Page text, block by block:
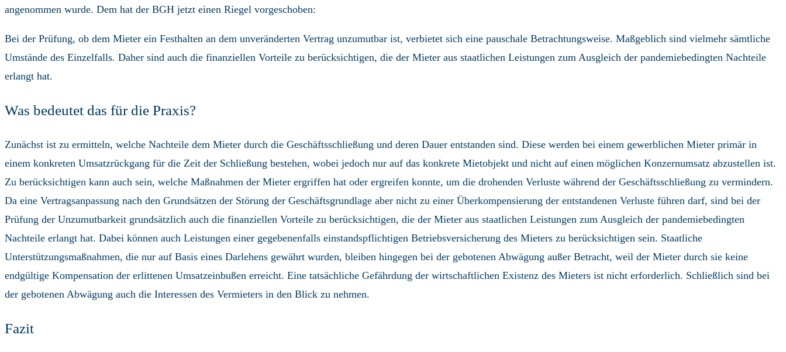
angenommen wurde. Dem hat der BGH jetzt einen Riegel vorgeschoben:
Bei der Prüfung, ob dem Mieter ein Festhalten an dem unveränderten Vertrag unzumutbar ist, verbietet sich eine pauschale Betrachtungsweise. Maßgeblich sind vielmehr sämtliche
Umstände des Einzelfalls. Daher sind auch die finanziellen Vorteile zu berücksichtigen, die der Mieter aus staatlichen Leistungen zum Ausgleich der pandemiebedingten Nachteile
erlangt hat.
Was bedeutet das für die Praxis?
Zunächst ist zu ermitteln, welche Nachteile dem Mieter durch die Geschäftsschließung und deren Dauer entstanden sind. Diese werden bei einem gewerblichen Mieter primär in
einem konkreten Umsatzrückgang für die Zeit der Schließung bestehen, wobei jedoch nur auf das konkrete Mietobjekt und nicht auf einen möglichen Konzernumsatz abzustellen ist.
Zu berücksichtigen kann auch sein, welche Maßnahmen der Mieter ergriffen hat oder ergreifen konnte, um die drohenden Verluste während der Geschäftsschließung zu vermindern.
Da eine Vertragsanpassung nach den Grundsätzen der Störung der Geschäftsgrundlage aber nicht zu einer Überkompensierung der entstandenen Verluste führen darf, sind bei der
Prüfung der Unzumutbarkeit grundsätzlich auch die finanziellen Vorteile zu berücksichtigen, die der Mieter aus staatlichen Leistungen zum Ausgleich der pandemiebedingten
Nachteile erlangt hat. Dabei können auch Leistungen einer gegebenenfalls einstandspflichtigen Betriebsversicherung des Mieters zu berücksichtigen sein. Staatliche
Unterstützungsmaßnahmen, die nur auf Basis eines Darlehens gewährt wurden, bleiben hingegen bei der gebotenen Abwägung außer Betracht, weil der Mieter durch sie keine
endgültige Kompensation der erlittenen Umsatzeinbußen erreicht. Eine tatsächliche Gefährdung der wirtschaftlichen Existenz des Mieters ist nicht erforderlich. Schließlich sind bei
der gebotenen Abwägung auch die Interessen des Vermieters in den Blick zu nehmen.
Fazit